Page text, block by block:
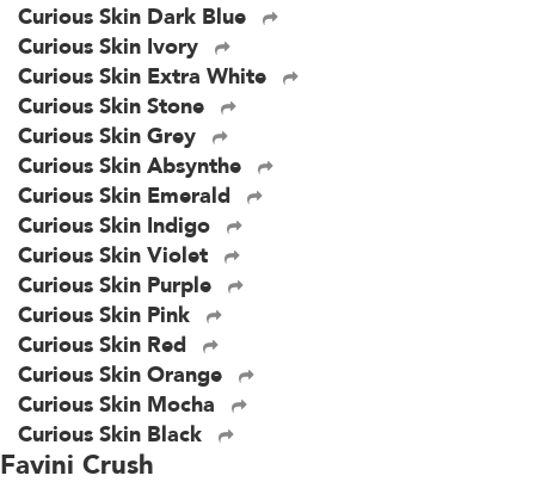
Curious Skin Dark Blue
Curious Skin Ivory
Curious Skin Extra White
Curious Skin Stone
Curious Skin Grey
Curious Skin Absynthe
Curious Skin Emerald
Curious Skin Indigo
Curious Skin Violet
Curious Skin Purple
Curious Skin Pink
Curious Skin Red
Curious Skin Orange
Curious Skin Mocha
Curious Skin Black
Favini Crush